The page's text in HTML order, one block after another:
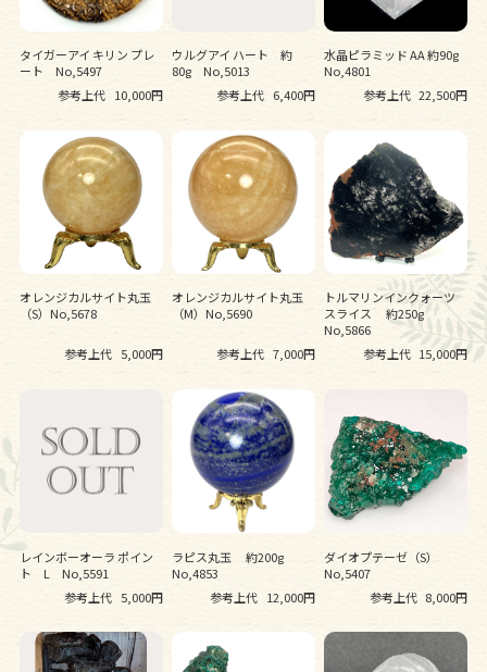
タイガーアイ キリン プレ
ート No,5497
参考上代 10,000円
ウルグアイ ハート 約
80g No,5013
参考上代 6,400円
水晶ピラミッド AA 約90g
No,4801
参考上代 22,500円
オレンジカルサイト丸玉
（S）No,5678
参考上代 5,000円
オレンジカルサイト丸玉
（M）No,5690
参考上代 7,000円
トルマリンインクォーツ
スライス 約250g
No,5866
参考上代 15,000円
レインボーオーラ ポイン
ト L No,5591
参考上代 5,000円
ラピス丸玉 約200g
No,4853
参考上代 12,000円
ダイオプテーゼ（S）
No,5407
参考上代 8,000円